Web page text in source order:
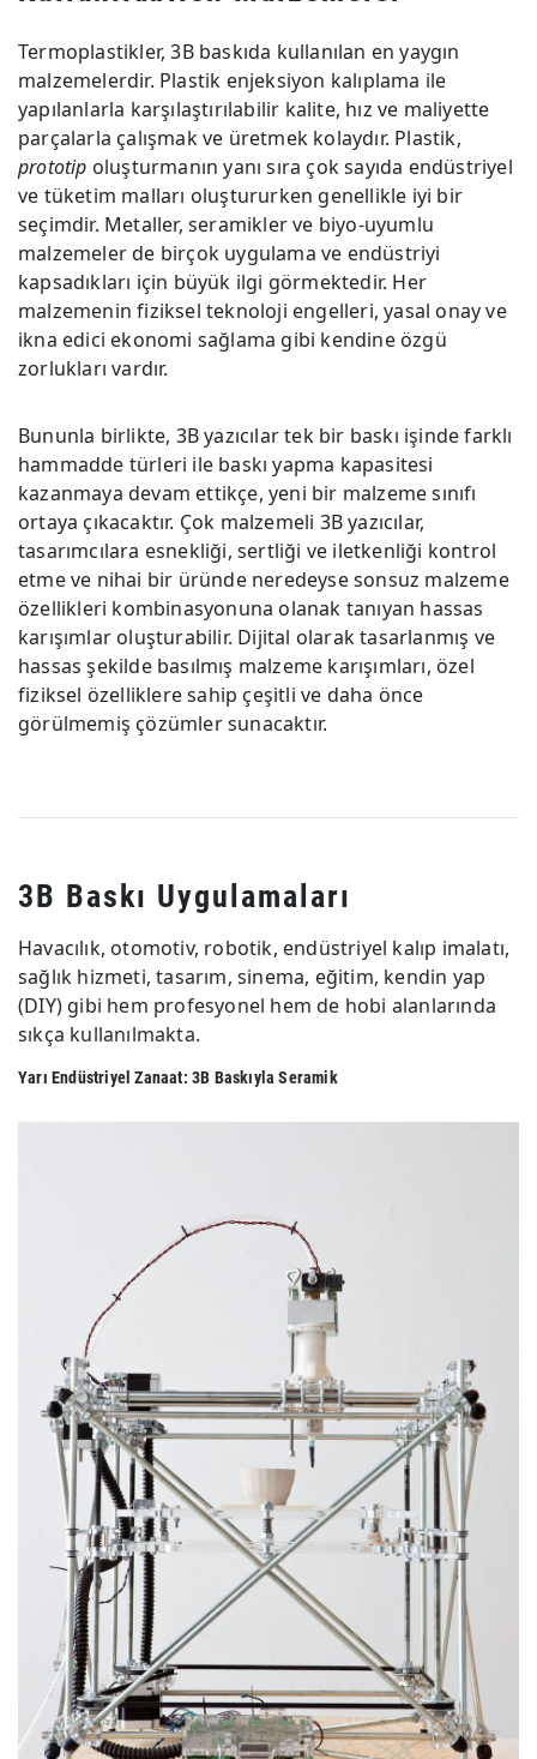
Termoplastikler, 3B baskıda kullanılan en yaygın
malzemelerdir. Plastik enjeksiyon kalıplama ile
yapılanlarla karşılaştırılabilir kalite, hız ve maliyette
parçalarla çalışmak ve üretmek kolaydır. Plastik,
prototip oluşturmanın yanı sıra çok sayıda endüstriyel
ve tüketim malları oluştururken genellikle iyi bir
seçimdir. Metaller, seramikler ve biyo-uyumlu
malzemeler de birçok uygulama ve endüstriyi
kapsadıkları için büyük ilgi görmektedir. Her
malzemenin fiziksel teknoloji engelleri, yasal onay ve
ikna edici ekonomi sağlama gibi kendine özgü
zorlukları vardır.
Bununla birlikte, 3B yazıcılar tek bir baskı işinde farklı
hammadde türleri ile baskı yapma kapasitesi
kazanmaya devam ettikçe, yeni bir malzeme sınıfı
ortaya çıkacaktır. Çok malzemeli 3B yazıcılar,
tasarımcılara esnekliği, sertliği ve iletkenliği kontrol
etme ve nihai bir üründe neredeyse sonsuz malzeme
özellikleri kombinasyonuna olanak tanıyan hassas
karışımlar oluşturabilir. Dijital olarak tasarlanmış ve
hassas şekilde basılmış malzeme karışımları, özel
fiziksel özelliklere sahip çeşitli ve daha önce
görülmemiş çözümler sunacaktır.
3B Baskı Uygulamaları
Havacılık, otomotiv, robotik, endüstriyel kalıp imalatı,
sağlık hizmeti, tasarım, sinema, eğitim, kendin yap
(DIY) gibi hem profesyonel hem de hobi alanlarında
sıkça kullanılmakta.
Yarı Endüstriyel Zanaat: 3B Baskıyla Seramik